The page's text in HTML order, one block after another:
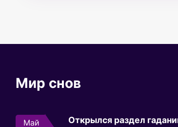
Мир снов
Май Открылся раздел